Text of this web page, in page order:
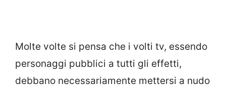
Molte volte si pensa che i volti tv, essendo
personaggi pubblici a tutti gli effetti,
debbano necessariamente mettersi a nudo